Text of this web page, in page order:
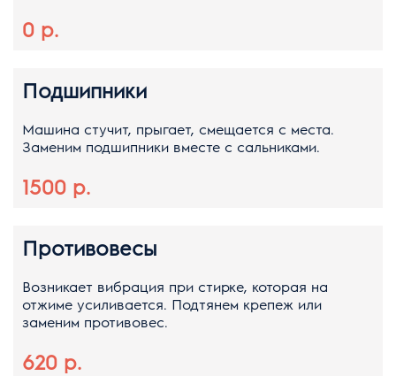
0 р.
Подшипники
Машина стучит, прыгает, смещается с места.
Заменим подшипники вместе с сальниками.
1500 р.
Противовесы
Возникает вибрация при стирке, которая на
отжиме усиливается. Подтянем крепеж или
заменим противовес.
620 р.